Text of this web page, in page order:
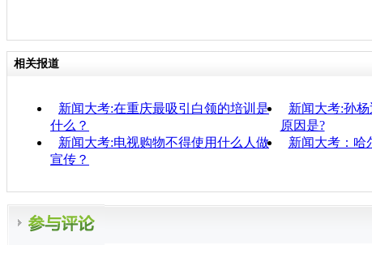
相关报道
新闻大考:在重庆最吸引白领的培训是
什么？
新闻大考:孙
原因是?
新闻大考:电视购物不得使用什么人做
宣传？
新闻大考：哈